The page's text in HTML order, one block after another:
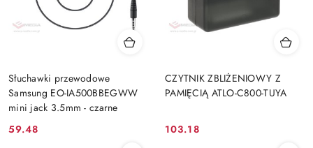
Słuchawki przewodowe
Samsung EO-IA500BBEGWW
mini jack 3.5mm - czarne
Cena:
59.48
CZYTNIK ZBLIŻENIOWY Z
PAMIĘCIĄ ATLO-C800-TUYA
Cena:
103.18